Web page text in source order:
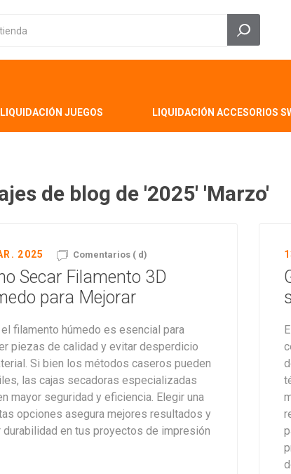
LIQUIDACIÓN JUEGOS LIQUIDACIÓN ACCESORIOS
de blog de '2025' 'Marzo'
2025 Comentarios ( d)
Secar Filamento 3D
para Mejorar
filamento húmedo es esencial para
piezas de calidad y evitar desperdicio
Si bien los métodos caseros pueden
las cajas secadoras especializadas
mayor seguridad y eficiencia. Elegir una
opciones asegura mejores resultados y
durabilidad en tus proyectos de impresión